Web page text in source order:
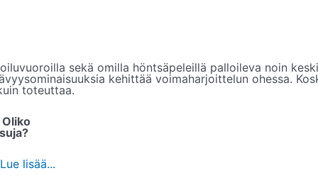
sekä omilla höntsäpeleillä palloileva noin
kehittää voimaharjoittelun ohessa.
toteuttaa.
Lue lisää...